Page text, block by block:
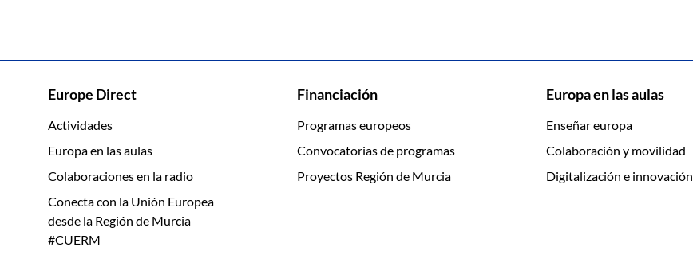
Europe Direct
Actividades
Europa en las aulas
Colaboraciones en la radio
Conecta con la Unión Europea
desde la Región de Murcia
#CUERM
Financiación
Programas europeos
Convocatorias de programas
Proyectos Región de Murcia
Europa en las aulas
Enseñar europa
Colaboración y movilidad
Digitalización e innovación